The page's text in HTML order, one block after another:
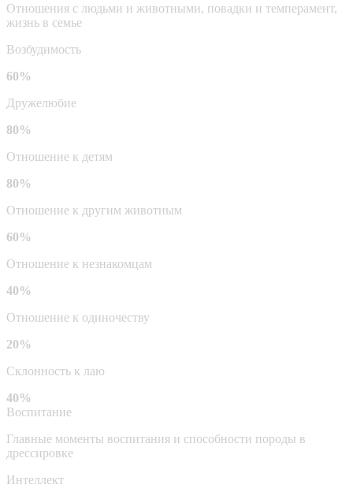
Отношения с людьми и животными, повадки и темперамент,
жизнь в семье
Возбудимость
60%
Дружелюбие
80%
Отношение к детям
80%
Отношение к другим животным
60%
Отношение к незнакомцам
40%
Отношение к одиночеству
20%
Склонность к лаю
40%
Воспитание
Главные моменты воспитания и способности породы в
дрессировке
Интеллект